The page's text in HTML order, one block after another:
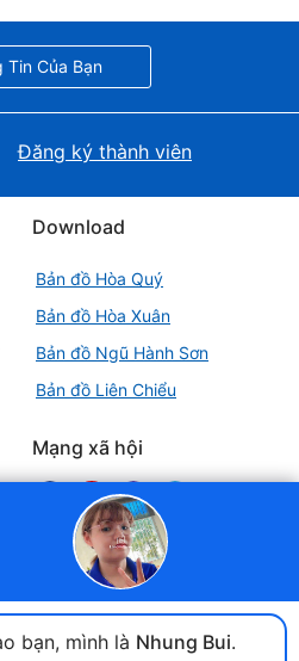
bạn, mình là Nhung Bui.
Tin Của Bạn
Đăng ký thành viên
Download
Bản đồ Hòa Quý
Bản đồ Hòa Xuân
Bản đồ Ngũ Hành Sơn
Bản đồ Liên Chiểu
Mạng xã hội